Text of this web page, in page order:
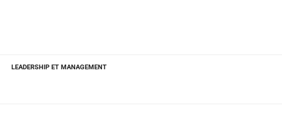
LEADERSHIP ET MANAGEMENT